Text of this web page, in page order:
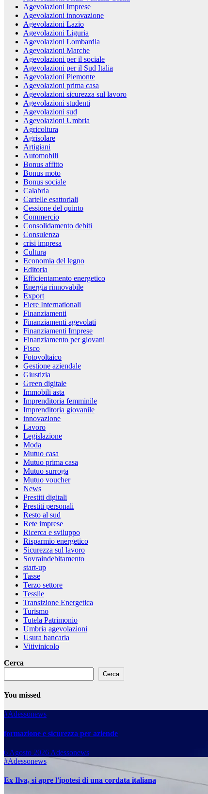
Agevolazioni Imprese
Agevolazioni innovazione
Agevolazioni Lazio
Agevolazioni Liguria
Agevolazioni Lombardia
Agevolazioni Marche
Agevolazioni per il sociale
Agevolazioni per il Sud Italia
Agevolazioni Piemonte
Agevolazioni prima casa
Agevolazioni sicurezza sul lavoro
Agevolazioni studenti
Agevolazioni sud
Agevolazioni Umbria
Agricoltura
Agrisolare
Artigiani
Automobili
Bonus affitto
Bonus moto
Bonus sociale
Calabria
Cartelle esattoriali
Cessione del quinto
Commercio
Consolidamento debiti
Consulenza
crisi impresa
Cultura
Economia del legno
Editoria
Efficientamento energetico
Energia rinnovabile
Export
Fiere Internationali
Finanziamenti
Finanziamenti agevolati
Finanziamenti Imprese
Finanziamento per giovani
Fisco
Fotovoltaico
Gestione aziendale
Giustizia
Green digitale
Immobili asta
Imprenditoria femminile
Imprenditoria giovanile
innovazione
Lavoro
Legislazione
Moda
Mutuo casa
Mutuo prima casa
Mutuo surroga
Mutuo voucher
News
Prestiti digitali
Prestiti personali
Resto al sud
Rete imprese
Ricerca e sviluppo
Risparmio energetico
Sicurezza sul lavoro
Sovraindebitamento
start-up
Tasse
Terzo settore
Tessile
Transizione Energetica
Turismo
Tutela Patrimonio
Umbria agevolazioni
Usura bancaria
Vitivinicolo
Cerca
Cerca
You missed
#Adessonews
formazione e sicurezza per aziende
6 Agosto 2026 Adessonews
#Adessonews
Ex Ilva, si apre l'ipotesi di una cordata italiana